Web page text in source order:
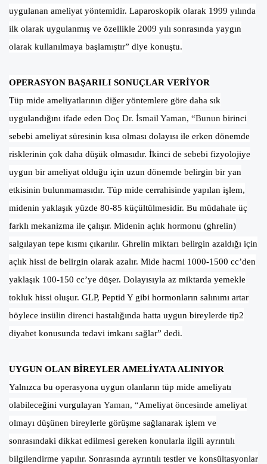
uygulanan ameliyat yöntemidir. Laparoskopik olarak 1999 yılında
ilk olarak uygulanmış ve özellikle 2009 yılı sonrasında yaygın
olarak kullanılmaya başlamıştır” diye konuştu.
OPERASYON BAŞARILI SONUÇLAR VERİYOR
Tüp mide ameliyatlarının diğer yöntemlere göre daha sık
uygulandığını ifade eden Doç Dr. İsmail Yaman, “Bunun birinci
sebebi ameliyat süresinin kısa olması dolayısı ile erken dönemde
risklerinin çok daha düşük olmasıdır. İkinci de sebebi fizyolojiye
uygun bir ameliyat olduğu için uzun dönemde belirgin bir yan
etkisinin bulunmamasıdır. Tüp mide cerrahisinde yapılan işlem,
midenin yaklaşık yüzde 80-85 küçültülmesidir. Bu müdahale üç
farklı mekanizma ile çalışır. Midenin açlık hormonu (ghrelin)
salgılayan tepe kısmı çıkarılır. Ghrelin miktarı belirgin azaldığı için
açlık hissi de belirgin olarak azalır. Mide hacmi 1000-1500 cc’den
yaklaşık 100-150 cc’ye düşer. Dolayısıyla az miktarda yemekle
tokluk hissi oluşur. GLP, Peptid Y gibi hormonların salınımı artar
böylece insülin direnci hastalığında hatta uygun bireylerde tip2
diyabet konusunda tedavi imkanı sağlar” dedi.
UYGUN OLAN BİREYLER AMELİYATA ALINIYOR
Yalnızca bu operasyona uygun olanların tüp mide ameliyatı
olabileceğini vurgulayan Yaman, “Ameliyat öncesinde ameliyat
olmayı düşünen bireylerle görüşme sağlanarak işlem ve
sonrasındaki dikkat edilmesi gereken konularla ilgili ayrıntılı
bilgilendirme yapılır. Sonrasında ayrıntılı testler ve konsültasyonlar